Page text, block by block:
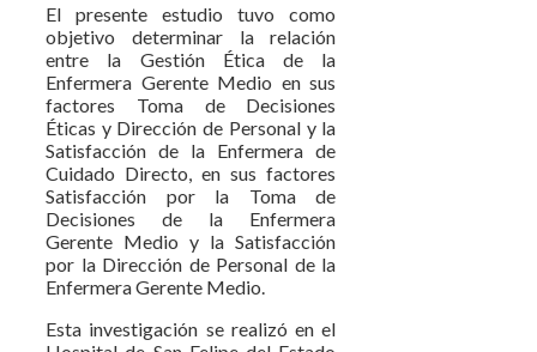
El presente estudio tuvo como
objetivo determinar la relación
entre la Gestión Ética de la
Enfermera Gerente Medio en sus
factores Toma de Decisiones
Éticas y Dirección de Personal y la
Satisfacción de la Enfermera de
Cuidado Directo, en sus factores
Satisfacción por la Toma de
Decisiones de la Enfermera
Gerente Medio y la Satisfacción
por la Dirección de Personal de la
Enfermera Gerente Medio.
Esta investigación se realizó en el